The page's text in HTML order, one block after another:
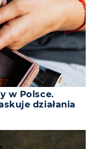
w Polsce.
działania